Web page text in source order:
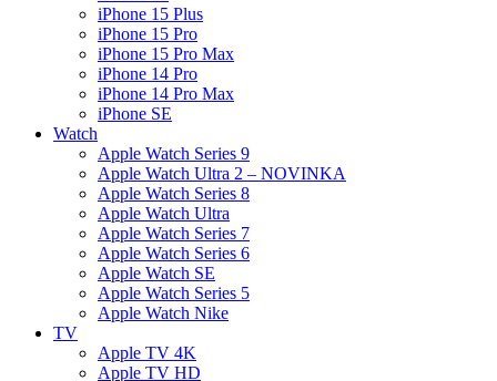
iPhone 15 Plus
iPhone 15 Pro
iPhone 15 Pro Max
iPhone 14 Pro
iPhone 14 Pro Max
iPhone SE
Watch
Apple Watch Series 9
Apple Watch Ultra 2 – NOVINKA
Apple Watch Series 8
Apple Watch Ultra
Apple Watch Series 7
Apple Watch Series 6
Apple Watch SE
Apple Watch Series 5
Apple Watch Nike
TV
Apple TV 4K
Apple TV HD